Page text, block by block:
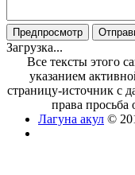
Загрузка...
Все тексты этого
указанием
страницу-источник с
права просьба
Лагуна акул ©